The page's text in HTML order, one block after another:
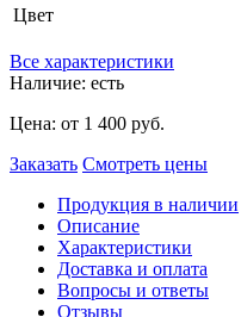
Цвет
Все характеристики
Наличие: есть
Цена: от 1 400 руб.
Заказать Смотреть цены
Продукция в наличии
Описание
Характеристики
Доставка и оплата
Вопросы и ответы
Отзывы